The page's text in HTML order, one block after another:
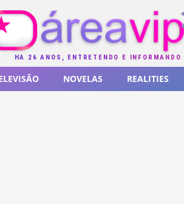
HÁ 26 ANOS, ENTRETENDO E INFORMANDO
NOVELAS REALITIES